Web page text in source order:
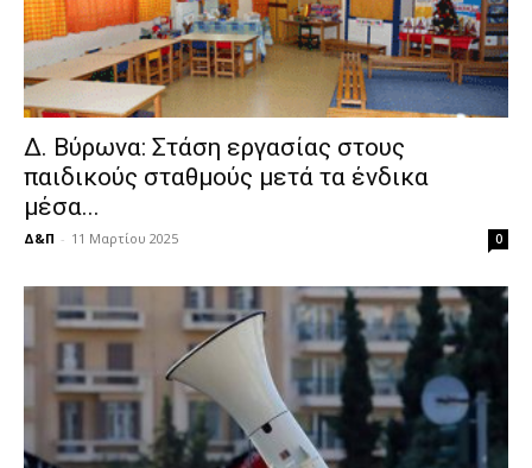
Δ. Βύρωνα: Στάση εργασίας στους
παιδικούς σταθμούς μετά τα ένδικα
μέσα...
Δ&Π - 11 Μαρτίου 2025 0